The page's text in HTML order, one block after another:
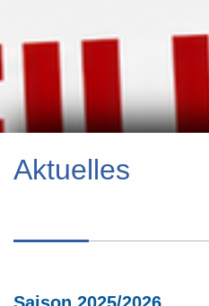
Aktuelles